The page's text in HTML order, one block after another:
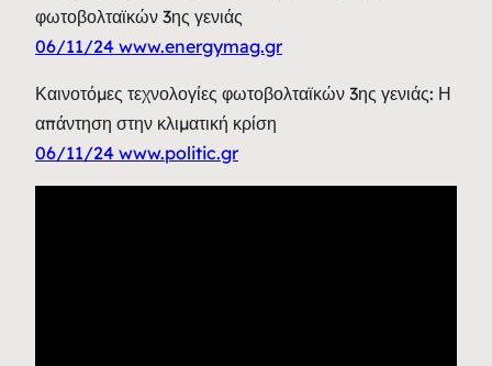
φωτοβολταϊκών 3ης γενιάς
06/11/24 www.energymag.gr
Καινοτόμες τεχνολογίες φωτοβολταϊκών 3ης γενιάς: Η
απάντηση στην κλιματική κρίση
06/11/24 www.politic.gr